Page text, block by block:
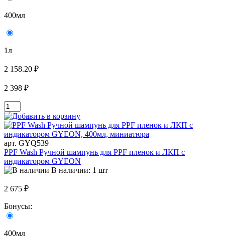
400мл
1л
2 158.20 ₽
2 398 ₽
арт. GYQ539
PPF Wash Ручной шампунь для PPF пленок и ЛКП с
индикатором GYEON
В наличии: 1 шт
2 675 ₽
Бонусы:
400мл